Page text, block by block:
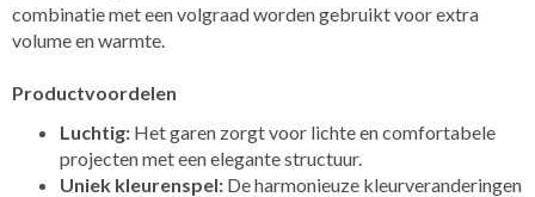
combinatie met een volgraad worden gebruikt voor extra
volume en warmte.
Productvoordelen
Luchtig: Het garen zorgt voor lichte en comfortabele
projecten met een elegante structuur.
Uniek kleurenspel: De harmonieuze kleurveranderingen